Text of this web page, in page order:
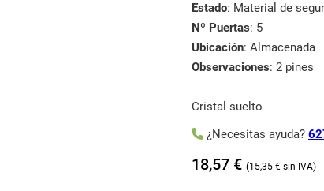
Estado: Material de
Nº Puertas: 5
Ubicación: Almacenada
Observaciones: 2 pines
Cristal suelto
¿Necesitas ayuda?
18,57 € 15,35 €